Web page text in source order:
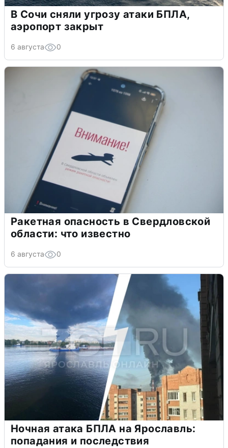
В Сочи сняли угрозу атаки БПЛА,
аэропорт закрыт
6 августа 0
Ракетная опасность в Свердловской
области: что известно
6 августа 0
Ночная атака БПЛА на Ярославль:
попадания и последствия